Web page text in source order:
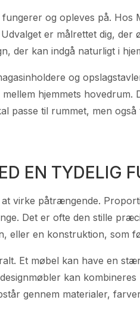
og opleves på.
er målrettet dig, der
der kan indgå naturligt i
og
hjemmets hovedrum.
passe til rummet, men
EN TYDELIG
virke påtrængende.
Det er ofte den stille
eller en konstruktion, som
Et møbel kan have en
kan
gennem materialer,